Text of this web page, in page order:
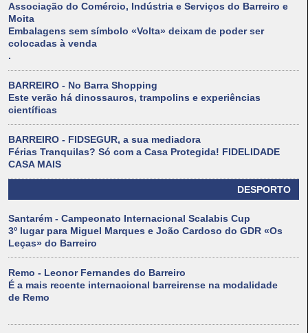
Associação do Comércio, Indústria e Serviços do Barreiro e
Moita
Embalagens sem símbolo «Volta» deixam de poder ser
colocadas à venda
.
BARREIRO - No Barra Shopping
Este verão há dinossauros, trampolins e experiências
científicas
BARREIRO - FIDSEGUR, a sua mediadora
Férias Tranquilas? Só com a Casa Protegida! FIDELIDADE
CASA MAIS
DESPORTO
Santarém - Campeonato Internacional Scalabis Cup
3º lugar para Miguel Marques e João Cardoso do GDR «Os
Leças» do Barreiro
Remo - Leonor Fernandes do Barreiro
É a mais recente internacional barreirense na modalidade
de Remo